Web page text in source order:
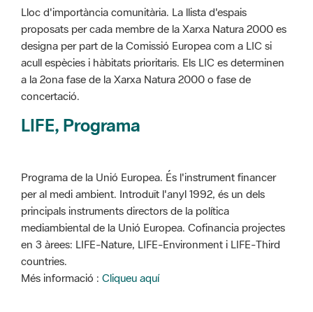
Lloc d'importància comunitària. La llista d'espais
proposats per cada membre de la Xarxa Natura 2000 es
designa per part de la Comissió Europea com a LIC si
acull espècies i hàbitats prioritaris. Els LIC es determinen
a la 2ona fase de la Xarxa Natura 2000 o fase de
concertació.
LIFE, Programa
Programa de la Unió Europea. És l'instrument financer
per al medi ambient. Introduït l'anyl 1992, és un dels
principals instruments directors de la política
mediambiental de la Unió Europea. Cofinancia projectes
en 3 àrees: LIFE-Nature, LIFE-Environment i LIFE-Third
countries.
Més informació : Cliqueu aquí